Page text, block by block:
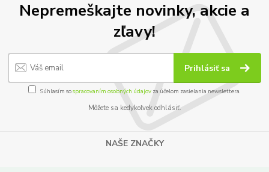
Nepremeškajte novinky, akcie a
zľavy!
Prihlásiť sa
Súhlasím sospracovaním osobných údajov za účelom zasielania newslettera.
Môžete sa kedykoľvek odhlásiť.
NAŠE ZNAČKY